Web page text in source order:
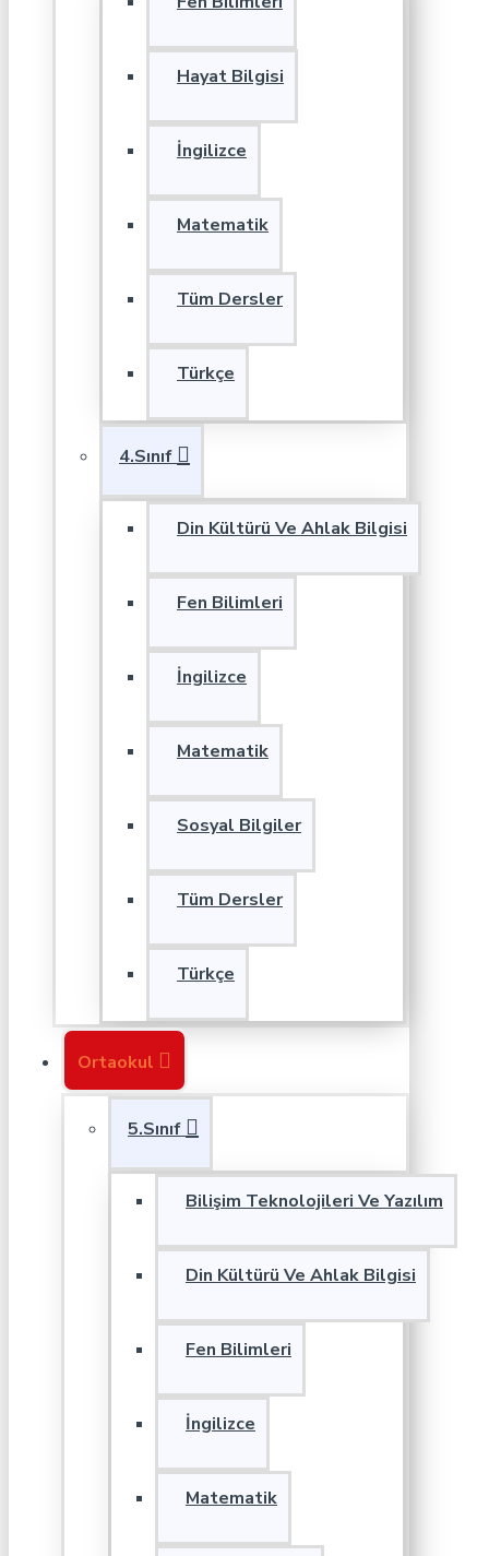
Hayat Bilgisi
İngilizce
Matematik
Tüm Dersler
Türkçe
4.Sınıf
Din Kültürü Ve Ahlak Bilgisi
Fen Bilimleri
İngilizce
Matematik
Sosyal Bilgiler
Tüm Dersler
Türkçe
Ortaokul
5.Sınıf
Bilişim Teknolojileri Ve Yazılım
Din Kültürü Ve Ahlak Bilgisi
Fen Bilimleri
İngilizce
Matematik